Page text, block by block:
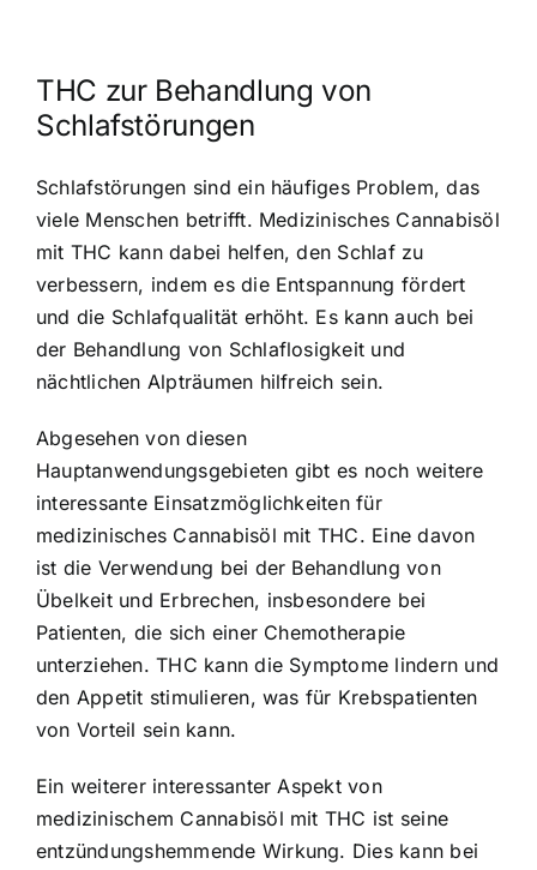
THC zur Behandlung von
Schlafstörungen
Schlafstörungen sind ein häufiges Problem, das
viele Menschen betrifft. Medizinisches Cannabisöl
mit THC kann dabei helfen, den Schlaf zu
verbessern, indem es die Entspannung fördert
und die Schlafqualität erhöht. Es kann auch bei
der Behandlung von Schlaflosigkeit und
nächtlichen Alpträumen hilfreich sein.
Abgesehen von diesen
Hauptanwendungsgebieten gibt es noch weitere
interessante Einsatzmöglichkeiten für
medizinisches Cannabisöl mit THC. Eine davon
ist die Verwendung bei der Behandlung von
Übelkeit und Erbrechen, insbesondere bei
Patienten, die sich einer Chemotherapie
unterziehen. THC kann die Symptome lindern und
den Appetit stimulieren, was für Krebspatienten
von Vorteil sein kann.
Ein weiterer interessanter Aspekt von
medizinischem Cannabisöl mit THC ist seine
entzündungshemmende Wirkung. Dies kann bei